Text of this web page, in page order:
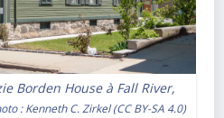
Borden House à Fall River,
:Kenneth C. Zirkel(CC BY-SA 4.0)